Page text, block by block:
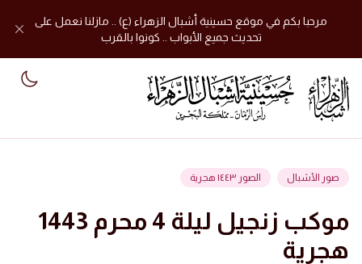
مرحبا بكم في موقع حسينية أشبال الزهراء (ع) .. مازلنا نعمل على
تحديث جميع الأبواب .. كونوا بالقرب
صور الأشبال الصور ١٤٤٣ هجرية
موكب زنجيل ليلة 4 محرم 1443
هجرية